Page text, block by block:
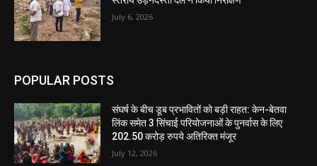
July 6, 2026
POPULAR POSTS
संघर्ष के बीच डूब प्रभावितों को बड़ी राहत: केन-बेतवा
लिंक समेत 3 सिंचाई परियोजनाओं के पुनर्वास के लिए
202.50 करोड़ रुपये अतिरिक्त मंजूर
July 12, 2026